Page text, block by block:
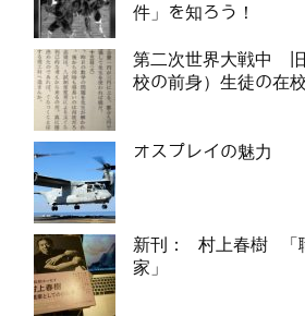
件」を知ろう！
第二次世界大戦中
校の前身）生徒の在
オスプレイの魅力
新刊： 村上春樹 「
家」